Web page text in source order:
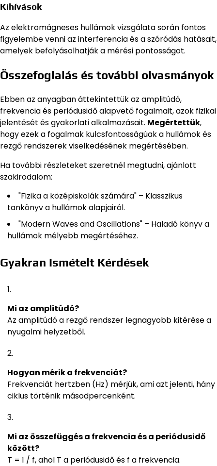
Kihívások
Az elektromágneses hullámok vizsgálata során fontos
figyelembe venni az interferencia és a szóródás hatásait,
amelyek befolyásolhatják a mérési pontosságot.
Összefoglalás és további olvasmányok
Ebben az anyagban áttekintettük az amplitúdó,
frekvencia és periódusidő alapvető fogalmait, azok fizikai
jelentését és gyakorlati alkalmazásait. Megértettük,
hogy ezek a fogalmak kulcsfontosságúak a hullámok és
rezgő rendszerek viselkedésének megértésében.
Ha további részleteket szeretnél megtudni, ajánlott
szakirodalom:
"Fizika a középiskolák számára" – Klasszikus
tankönyv a hullámok alapjairól.
"Modern Waves and Oscillations" – Haladó könyv a
hullámok mélyebb megértéséhez.
Gyakran Ismételt Kérdések
Mi az amplitúdó?
Az amplitúdó a rezgő rendszer legnagyobb kitérése a
nyugalmi helyzetből.
Hogyan mérik a frekvenciát?
Frekvenciát hertzben (Hz) mérjük, ami azt jelenti, hány
ciklus történik másodpercenként.
Mi az összefüggés a frekvencia és a periódusidő
között?
T = 1 / f, ahol T a periódusidő és f a frekvencia.